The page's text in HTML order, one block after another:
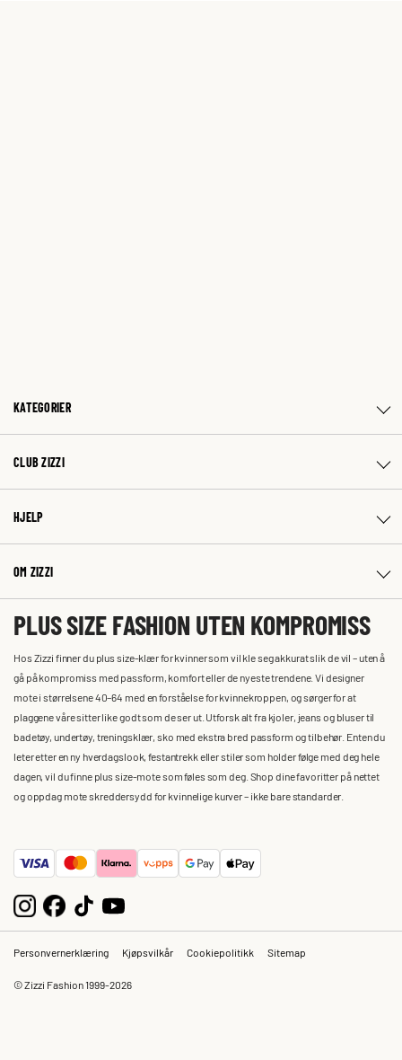
KATEGORIER
CLUB ZIZZI
HJELP
OM ZIZZI
PLUS SIZE FASHION UTEN KOMPROMISS
Hos Zizzi finner du plus size-klær for kvinner som vil kle seg akkurat slik de vil – uten å
gå på kompromiss med passform, komfort eller de nyeste trendene. Vi designer
mote i størrelsene 40–64 med en forståelse for kvinnekroppen, og sørger for at
plaggene våre sitter like godt som de ser ut. Utforsk alt fra kjoler, jeans og bluser til
badetøy, undertøy, treningsklær, sko med ekstra bred passform og tilbehør. Enten du
leter etter en ny hverdagslook, festantrekk eller stiler som holder følge med deg hele
dagen, vil du finne plus size-mote som føles som deg. Shop dine favoritter på nettet
og oppdag mote skreddersydd for kvinnelige kurver – ikke bare standarder.
Personvernerklæring Kjøpsvilkår Cookiepolitikk Sitemap
© Zizzi Fashion 1999-2026